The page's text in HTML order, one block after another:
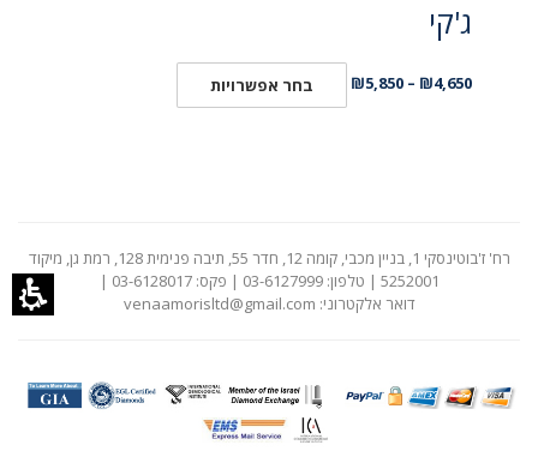
ג'קי
₪4,650
–
₪5,850 בחר אפשרויות
רח' ז'בוטינסקי 1, בניין מכבי, קומה 12, חדר 55, תיבה פנימית 128, רמת גן, מיקוד
5252001 | טלפון: 03-6127999 | פקס: 03-6128017 |
דואר אלקטרוני: venaamorisltd@gmail.com